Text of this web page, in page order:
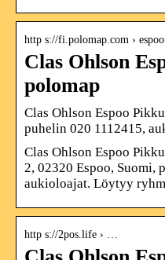
http s://fi.polomap.com › espoo
Clas Ohlson
polomap
Clas Ohlson Espoo
puhelin 020 1112415,
Clas Ohlson Espoo
2, 02320 Espoo, Suomi,
aukioloajat. Löytyy
http s://2pos.life › …